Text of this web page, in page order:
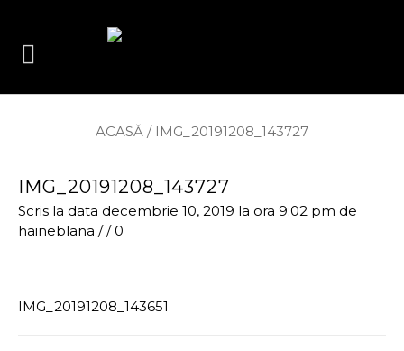
ACASĂ / IMG_20191208_143727
IMG_20191208_143727
Scris la data decembrie 10, 2019 la ora 9:02 pm de
haineblana //0
IMG_20191208_143651